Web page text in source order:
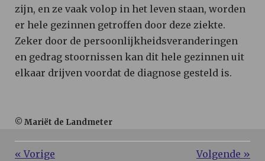
zijn, en ze vaak volop in het leven staan, worden
er hele gezinnen getroffen door deze ziekte.
Zeker door de persoonlijkheidsveranderingen
en gedrag stoornissen kan dit hele gezinnen uit
elkaar drijven voordat de diagnose gesteld is.
© Mariët de Landmeter
«Vorige Volgende »